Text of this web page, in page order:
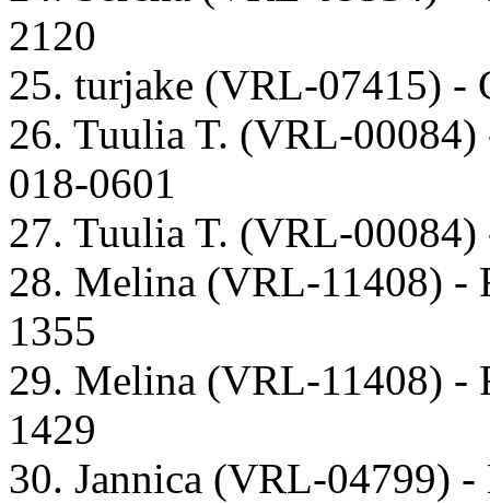
2120
25. turjake (VRL-07415) -
26. Tuulia T. (VRL-
018-0601
27. Tuulia T. (VRL-
28. Melina (VRL-11408) -
1355
29. Melina (VRL-11408) -
1429
30. Jannica (VRL-04799)